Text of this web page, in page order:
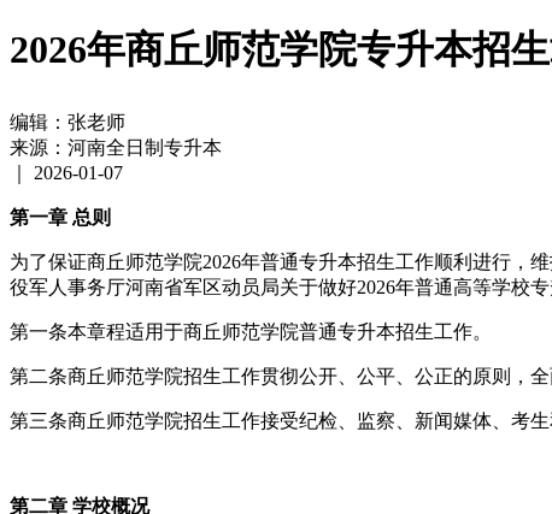
2026年商丘师范学院专升本招
编辑：张老师
来源：河南全日制专升本
2026-01-07
第一章 总则
为了保证商丘师范学院2026年普通专升本招生工作顺利进行，
役军人事务厅河南省军区动员局关于做好2026年普通高等学校
第一条本章程适用于商丘师范学院普通专升本招生工作。
第二条商丘师范学院招生工作贯彻公开、公平、公正的原则，
第三条商丘师范学院招生工作接受纪检、监察、新闻媒体、考生
第二章 学校概况